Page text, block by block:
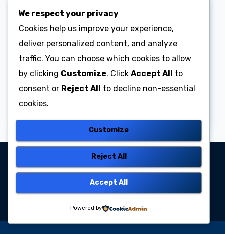
BERITA
Selamat Wisuda Angkatan
ke-5 PPTQ Harun Asy-Syafi’i
Yogyakarta
29/06/2026 Pptqharun No
Comments
PPTQ Harun Asy-Syafi’i
Yogyakarta
We respect your privacy
Cookies help us improve your experience,
deliver personalized content, and analyze
traffic. You can choose which cookies to allow
by clicking Customize. Click Accept All to
consent or Reject All to decline non-essential
cookies.
Customize
Reject All
Accept All
Powered by